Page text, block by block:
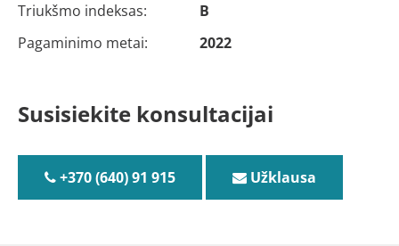
Triukšmo indeksas:
B
Pagaminimo metai:
2022
Susisiekite konsultacijai
+370 (640) 91 915 Užklausa